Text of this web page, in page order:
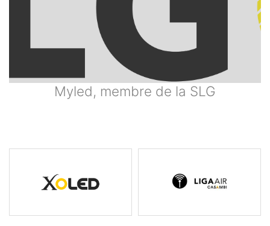
Myled, membre de la SLG